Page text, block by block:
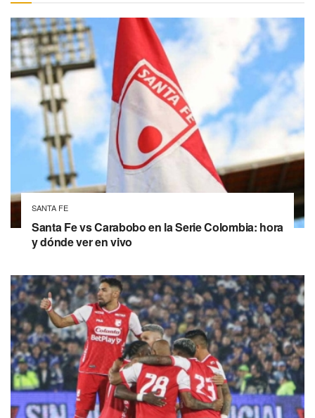
SANTA FE
Santa Fe vs Carabobo en la Serie Colombia: hora
y dónde ver en vivo